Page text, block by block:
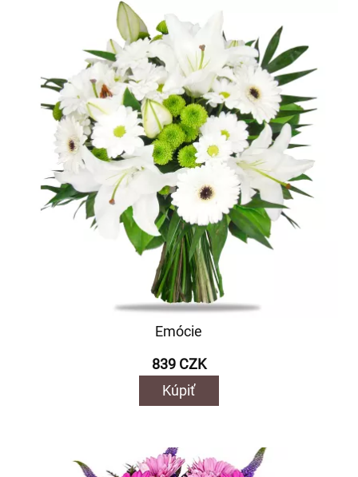
Emócie
839 CZK
Kúpiť